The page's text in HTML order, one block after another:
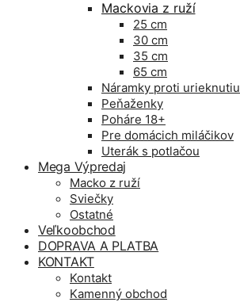
Mackovia z ruží
25 cm
30 cm
35 cm
65 cm
Náramky proti urieknutiu
Peňaženky
Poháre 18+
Pre domácich miláčikov
Uterák s potlačou
Mega Výpredaj
Macko z ruží
Sviečky
Ostatné
Veľkoobchod
DOPRAVA A PLATBA
KONTAKT
Kontakt
Kamenný obchod